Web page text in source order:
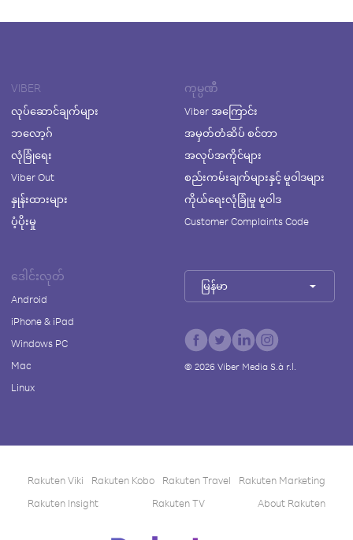
VIBER
လုပ်ဆောင်ချက်များ
ဘလော့ဂ်
လုံခြုံရေး
Viber Out
နှုန်းထားများ
ပံ့ပိုးမှု
ကုမ္ပဏီ
Viber အကြောင်း
အမှတ်တံဆိပ် စင်တာ
အလုပ်အကိုင်များ
စည်းကမ်းချက်များနှင့် မူဝါဒများ
ကိုယ်ရေးလုံခြုံမှု မူဝါဒ
Customer Complaints Code
ဒေါင်းလုတ်
Android
iPhone & iPad
Windows PC
Mac
Linux
မြန်မာ
© 2026Viber Media S.à r.l.
Rakuten Viki Rakuten Kobo Rakuten Travel
Rakuten Marketing
Rakuten Insight
Rakuten TV About Rakuten